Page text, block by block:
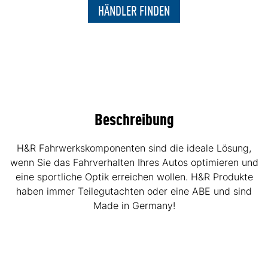
HÄNDLER FINDEN
Beschreibung
H&R Fahrwerkskomponenten sind die ideale Lösung,
wenn Sie das Fahrverhalten Ihres Autos optimieren und
eine sportliche Optik erreichen wollen. H&R Produkte
haben immer Teilegutachten oder eine ABE und sind
Made in Germany!